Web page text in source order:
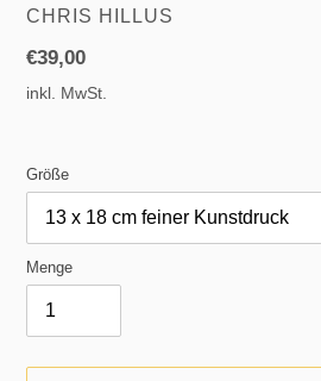
VERKÄUFER
CHRIS HILLUS
Normaler
Preis
€39,00
inkl. MwSt.
Größe
Menge